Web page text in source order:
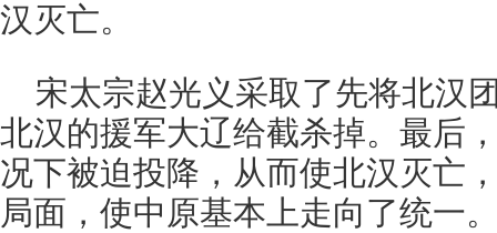
汉灭亡。
宋太宗赵光义采取了先将北汉
北汉的援军大辽给截杀掉。最后
况下被迫投降，从而使北汉灭亡
局面，使中原基本上走向了统一